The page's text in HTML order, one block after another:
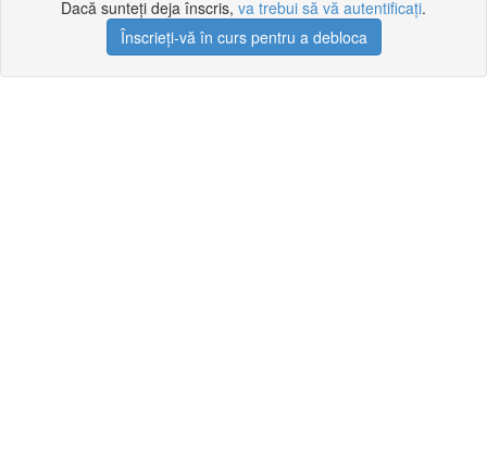
Dacă sunteți deja înscris, va trebui să vă autentificați.
Înscrieți-vă în curs pentru a debloca